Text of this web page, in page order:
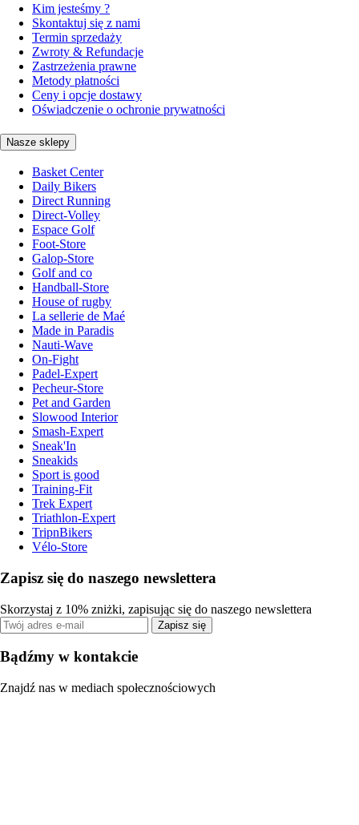
Kim jesteśmy ?
Skontaktuj się z nami
Termin sprzedaży
Zwroty & Refundacje
Zastrzeżenia prawne
Metody płatności
Ceny i opcje dostawy
Oświadczenie o ochronie prywatności
Nasze sklepy
Basket Center
Daily Bikers
Direct Running
Direct-Volley
Espace Golf
Foot-Store
Galop-Store
Golf and co
Handball-Store
House of rugby
La sellerie de Maé
Made in Paradis
Nauti-Wave
On-Fight
Padel-Expert
Pecheur-Store
Pet and Garden
Slowood Interior
Smash-Expert
Sneak'In
Sneakids
Sport is good
Training-Fit
Trek Expert
Triathlon-Expert
TripnBikers
Vélo-Store
Zapisz się do naszego newslettera
Skorzystaj z 10% zniżki, zapisując się do naszego newslettera
Zapisz się
Bądźmy w kontakcie
Znajdź nas w mediach społecznościowych